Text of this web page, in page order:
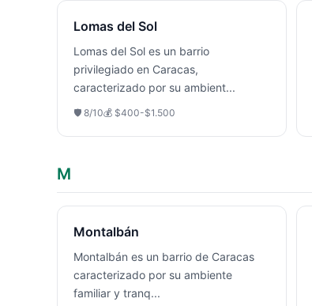
Lomas del Sol
Lomas del Sol es un barrio
privilegiado en Caracas,
caracterizado por su ambient...
🛡️ 8/10💰 $400-$1.500
M
Montalbán
Montalbán es un barrio de Caracas
caracterizado por su ambiente
familiar y tranq...